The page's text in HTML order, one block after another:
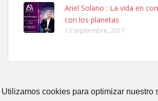
Utilizamos cookies para optimizar nuestro
Adopcion
Busco casa de acogida para mi perrita ya que por
no la puedo tener. Solo gente r...
Ariel Solano : La vida en
con los planetas
13 septiembre, 2017